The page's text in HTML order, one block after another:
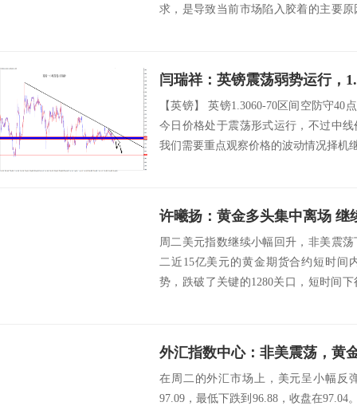
求，是导致当前市场陷入胶着的主要
闫瑞祥：英镑震荡弱势运行，
【英镑】 英镑1.3060-70区间空防守40
今日价格处于震荡形式运行，不过中
我们需要重点观察价格的波动情况择机
许曦扬：黄金多头集中离场 继
周二美元指数继续小幅回升，非美震
二近15亿美元的黄金期货合约短时间
势，跌破了关键的1280关口，短时间
外汇指数中心：非美震荡，黄
在周二的外汇市场上，美元呈小幅反
97.09，最低下跌到96.88，收盘在97.04